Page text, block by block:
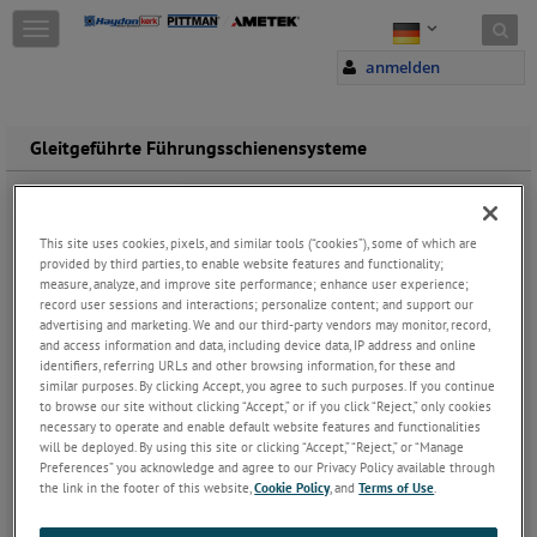
Skip to content
anmelden
T
o
e
n
a
g
a
o
n
Gleitgeführte Führungsschienensysteme
Gleitgeführte Führungsschienen von Haydon
Ausführungen und Größen erhältlich, um
Ihre Anforderungen zu erfüllen. Viele
Schienen werden mit integrierten Antriebs-,
motorbetriebenen, motorlosen oder Nur-
Führungs-Versionen ohne Gewindespindel
angeboten. Schienen sind mit verschleißausgleichenden, spielfrei
angetriebenen Schlitten erhältlich, um Wiederholgenauigkeit und
genaue Positionierung zu gewährleisten. Alle sich bewegenden
Oberflächen enthalten technische Polymere, die eine präzise,
starke und stabile Plattform für eine Vielzahl von Anwendungen
mit linearer Bewegung bieten.
This site uses cookies, pixels, and similar tools (“cookies”), some of which are
provided by third parties, to enable website features and functionality;
measure, analyze, and improve site performance; enhance user experience;
record user sessions and interactions; personalize content; and support our
advertising and marketing. We and our third-party vendors may monitor, record,
and access information and data, including device data, IP address and online
identifiers, referring URLs and other browsing information, for these and
similar purposes. By clicking Accept, you agree to such purposes. If you continue
to browse our site without clicking “Accept,” or if you click “Reject,” only cookies
necessary to operate and enable default website features and functionalities
will be deployed. By using this site or clicking “Accept,” “Reject,” or “Manage
Preferences” you acknowledge and agree to our Privacy Policy available through
the link in the footer of this website,Cookie Policy, andTerms of Use